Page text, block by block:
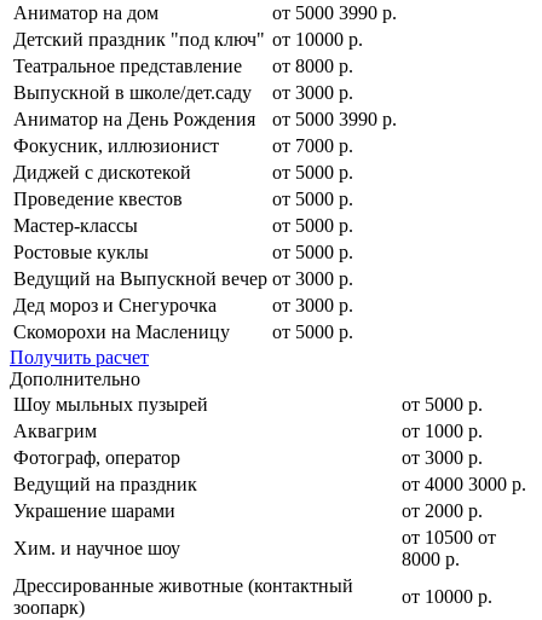
Аниматор на дом
от 5000 3990 р.
Детский праздник "под ключ" от 10000 р.
Театральное представление
от 8000 р.
Выпускной в школе/дет.саду
от 3000 р.
Аниматор на День Рождения
от 5000 3990 р.
Фокусник, иллюзионист
от 7000 р.
Диджей с дискотекой
от 5000 р.
Проведение квестов
от 5000 р.
Мастер-классы
от 5000 р.
Ростовые куклы
от 5000 р.
Ведущий на Выпускной вечер от 3000 р.
Дед мороз и Снегурочка
от 3000 р.
Скоморохи на Масленицу
от 5000 р.
Получить расчет
Дополнительно
Шоу мыльных пузырей
от 5000 р.
Аквагрим
от 1000 р.
Фотограф, оператор
от 3000 р.
Ведущий на праздник
от 4000 3000 р.
Украшение шарами
от 2000 р.
Хим. и научное шоу
от 10500 от
8000 р.
Дрессированные животные (контактный
зоопарк)
от 10000 р.